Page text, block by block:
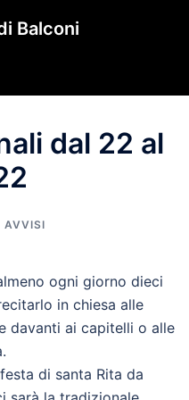
Balconi
Nascondi
dal 22 al
AVVISI
ogni giorno dieci
in chiesa alle
davanti ai capitelli o alle
di santa Rita da